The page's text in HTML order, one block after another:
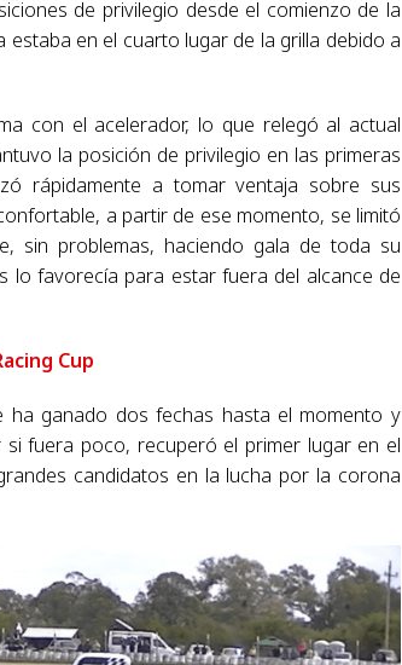
de privilegio desde el comienzo de la
en el cuarto lugar de la grilla debido a
con el acelerador, lo que relegó al actual
la posición de privilegio en las primeras
rápidamente a tomar ventaja sobre sus
a partir de ese momento, se limitó
sin problemas, haciendo gala de toda su
lo favorecía para estar fuera del alcance de
Cup
ganado dos fechas hasta el momento y
fuera poco, recuperó el primer lugar en el
candidatos en la lucha por la corona